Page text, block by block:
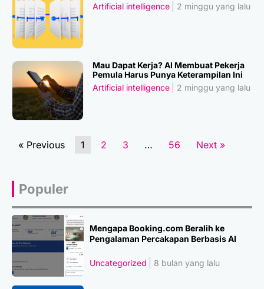
Artificial intelligence
2 minggu yang lalu
Mau Dapat Kerja? AI Membuat Pekerja
Pemula Harus Punya Keterampilan Ini
Artificial intelligence
2 minggu yang lalu
« Previous 1 2 3 … 56 Next »
Populer
Mengapa Booking.com Beralih ke
Pengalaman Percakapan Berbasis AI
Uncategorized 8 bulan yang lalu